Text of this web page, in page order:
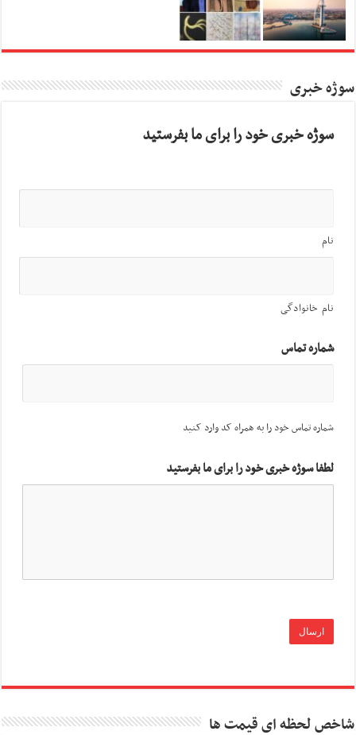
سوژه خبری
سوژه خبری خود را برای ما بفرستید
نام
نام خانوادگی
شماره تماس
شماره تماس خود را به همراه کد وارد کنید
لطفا سوژه خبری خود را برای ما بفرستید
شاخص لحظه ای قیمت ها